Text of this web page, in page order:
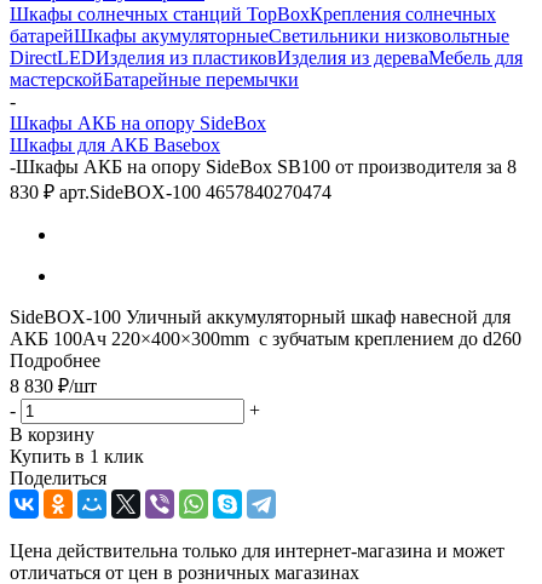
Шкафы солнечных станций TopBoxКрепления солнечных
батарейШкафы акумуляторныеСветильники низковольтные
DirectLEDИзделия из пластиковИзделия из дереваМебель для
мастерскойБатарейные перемычки
-
Шкафы АКБ на опору SideBox
Шкафы для АКБ Basebox
-Шкафы АКБ на опору SideBox SB100 от производителя за 8
830 ₽ арт.SideBOX-100 4657840270474
SideBOX-100 Уличный аккумуляторный шкаф навесной для
АКБ 100Ач 220×400×300mm с зубчатым креплением до d260
Подробнее
8 830 ₽/шт
-
+
В корзину
Купить в 1 клик
Поделиться
Цена действительна только для интернет-магазина и может
отличаться от цен в розничных магазинах